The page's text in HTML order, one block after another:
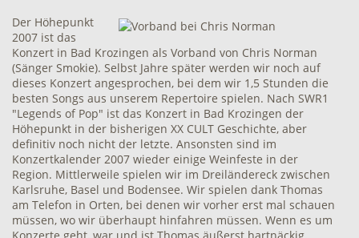
Der Höhepunkt
2007 ist das
Konzert in Bad Krozingen als Vorband von Chris Norman
(Sänger Smokie). Selbst Jahre später werden wir noch auf
dieses Konzert angesprochen, bei dem wir 1,5 Stunden die
besten Songs aus unserem Repertoire spielen. Nach SWR1
"Legends of Pop" ist das Konzert in Bad Krozingen der
Höhepunkt in der bisherigen XX CULT Geschichte, aber
definitiv noch nicht der letzte. Ansonsten sind im
Konzertkalender 2007 wieder einige Weinfeste in der
Region. Mittlerweile spielen wir im Dreiländereck zwischen
Karlsruhe, Basel und Bodensee. Wir spielen dank Thomas
am Telefon in Orten, bei denen wir vorher erst mal schauen
müssen, wo wir überhaupt hinfahren müssen. Wenn es um